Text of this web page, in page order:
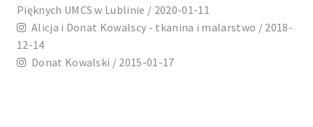
Pięknych UMCS w Lublinie / 2020-01-11
Alicja i Donat Kowalscy - tkanina i malarstwo / 2018-
12-14
Donat Kowalski / 2015-01-17